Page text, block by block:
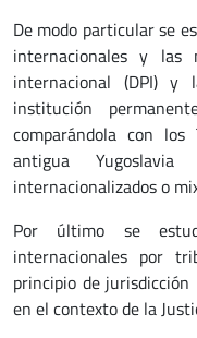
De modo particular se
internacionales y las
internacional (DPI) y
institución
comparándola con
antigua
internacionalizados o
Por último se
internacionales por
principio de
en el contexto de la